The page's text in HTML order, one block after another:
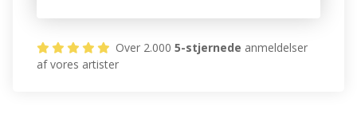
Over 2.0005-stjernede anmeldelser
af vores artister